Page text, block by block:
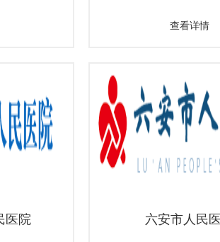
查看详情
医院 六安市人民